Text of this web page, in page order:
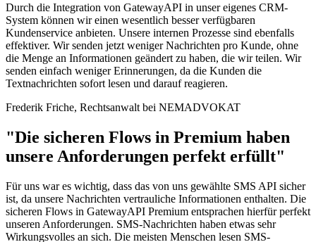
Durch die Integration von GatewayAPI in unser eigenes CRM-
System können wir einen wesentlich besser verfügbaren
Kundenservice anbieten. Unsere internen Prozesse sind ebenfalls
effektiver. Wir senden jetzt weniger Nachrichten pro Kunde, ohne
die Menge an Informationen geändert zu haben, die wir teilen. Wir
senden einfach weniger Erinnerungen, da die Kunden die
Textnachrichten sofort lesen und darauf reagieren.
Frederik Friche, Rechtsanwalt bei NEMADVOKAT
"Die sicheren Flows in Premium haben
unsere Anforderungen perfekt erfüllt"
Für uns war es wichtig, dass das von uns gewählte SMS API sicher
ist, da unsere Nachrichten vertrauliche Informationen enthalten. Die
sicheren Flows in GatewayAPI Premium entsprachen hierfür perfekt
unseren Anforderungen. SMS-Nachrichten haben etwas sehr
Wirkungsvolles an sich. Die meisten Menschen lesen SMS-